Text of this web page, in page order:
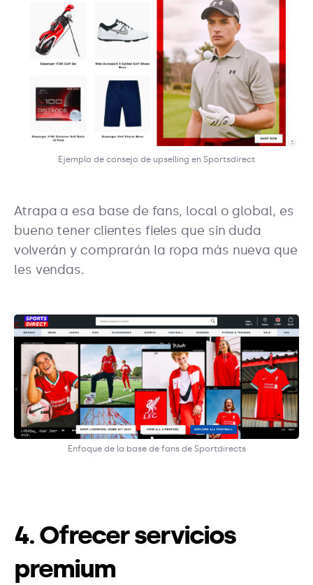
Ejemplo de consejo de upselling en Sportsdirect
Atrapa a esa base de fans, local o global, es
bueno tener clientes fieles que sin duda
volverán y comprarán la ropa más nueva que
les vendas.
Enfoque de la base de fans de Sportdirects
4. Ofrecer servicios
premium